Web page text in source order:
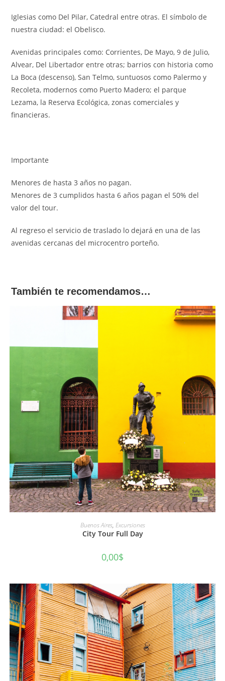
Iglesias como Del Pilar, Catedral entre otras. El símbolo de
nuestra ciudad: el Obelisco.
Avenidas principales como: Corrientes, De Mayo, 9 de Julio,
Alvear, Del Libertador entre otras; barrios con historia como
La Boca (descenso), San Telmo, suntuosos como Palermo y
Recoleta, modernos como Puerto Madero; el parque
Lezama, la Reserva Ecológica, zonas comerciales y
financieras.
Importante
Menores de hasta 3 años no pagan.
Menores de 3 cumplidos hasta 6 años pagan el 50% del
valor del tour.
Al regreso el servicio de traslado lo dejará en una de las
avenidas cercanas del microcentro porteño.
También te recomendamos…
AÑADIR AL CARRITO
Buenos Aires, Excursiones
City Tour Full Day
0,00$